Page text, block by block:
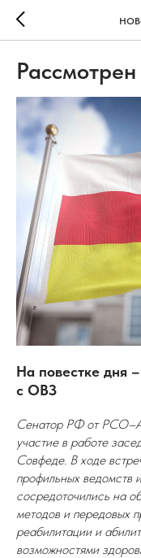
На повестке дня
с ОВЗ
Сенатор РФ от
участие в работе
Совфеде. В ходе
профильных ведомств
сосредоточились на
методов и передовых
реабилитации и
возможностями